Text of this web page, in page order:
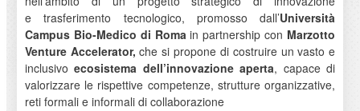
e trasferimento tecnologico, promosso dall’Università
Campus Bio-Medico di Romain partnership con Marzotto
Venture Accelerator, che si propone di costruire un vasto e
inclusivoecosistema dell’innovazione aperta, capace di
valorizzare le rispettive competenze, strutture organizzative,
reti formali e informali di collaborazione